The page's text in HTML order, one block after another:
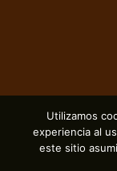
Utilizamos
experiencia al
este sitio